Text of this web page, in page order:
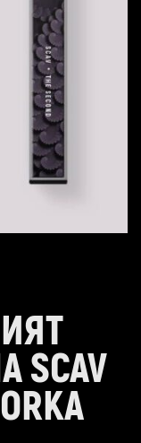
SCAV